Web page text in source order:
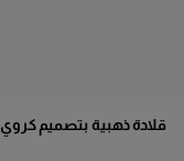
قلادة ذهبية بتصميم كروي